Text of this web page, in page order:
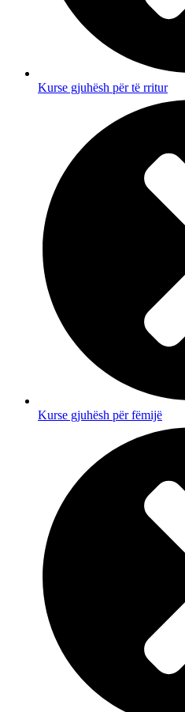
Kurse gjuhësh për të rritur
Kurse gjuhësh për fëmijë